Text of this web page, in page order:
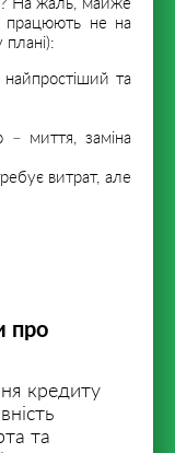
На жаль, майже
працюють не на
плані):
та
– миття, заміна
витрат, але
про
кредиту
та